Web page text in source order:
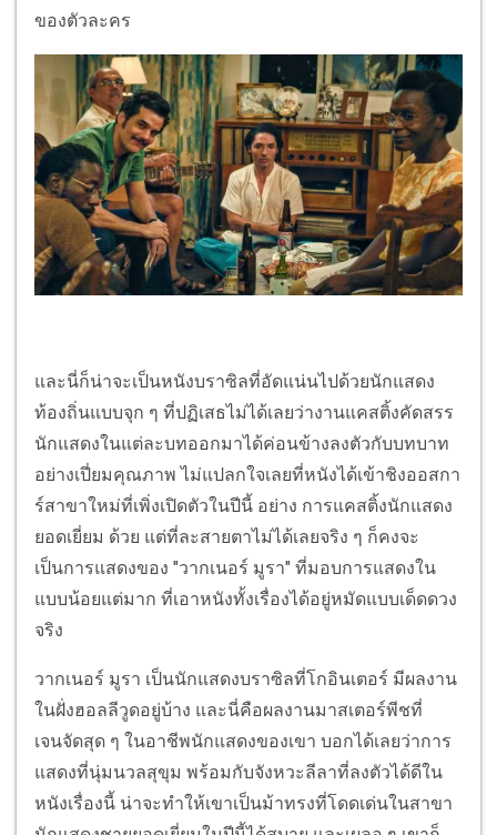
ของตัวละคร
และนี่ก็น่าจะเป็นหนังบราซิลที่อัดแน่นไปด้วยนักแสดง
ท้องถิ่นแบบจุก ๆ ที่ปฏิเสธไม่ได้เลยว่างานแคสติ้งคัดสรร
นักแสดงในแต่ละบทออกมาได้ค่อนข้างลงตัวกับบทบาท
อย่างเปี่ยมคุณภาพ ไม่แปลกใจเลยที่หนังได้เข้าชิงออสกา
ร์สาขาใหม่ที่เพิ่งเปิดตัวในปีนี้ อย่าง การแคสติ้งนักแสดง
ยอดเยี่ยม ด้วย แต่ที่ละสายตาไม่ได้เลยจริง ๆ ก็คงจะ
เป็นการแสดงของ "วากเนอร์ มูรา" ที่มอบการแสดงใน
แบบน้อยแต่มาก ที่เอาหนังทั้งเรื่องได้อยู่หมัดแบบเด็ดดวง
จริง
วากเนอร์ มูรา เป็นนักแสดงบราซิลที่โกอินเตอร์ มีผลงาน
ในฝั่งฮอลลีวูดอยู่บ้าง และนี่คือผลงานมาสเตอร์พีชที่
เจนจัดสุด ๆ ในอาชีพนักแสดงของเขา บอกได้เลยว่าการ
แสดงที่นุ่มนวลสุขุม พร้อมกับจังหวะลีลาที่ลงตัวได้ดีใน
หนังเรื่องนี้ น่าจะทำให้เขาเป็นม้าทรงที่โดดเด่นในสาขา